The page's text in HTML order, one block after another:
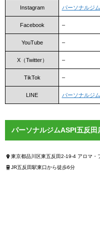
Instagram パーソナルジ
Facebook –
YouTube –
X（Twitter） –
TikTok –
LINE パーソナルジ
パーソナルジムASPI五反田
東京都品川区東五反田2-19-4 アロマ・
JR五反田駅東口から徒歩6分